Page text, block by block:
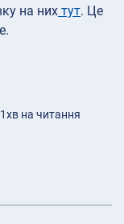
на них тут. Це
на читання